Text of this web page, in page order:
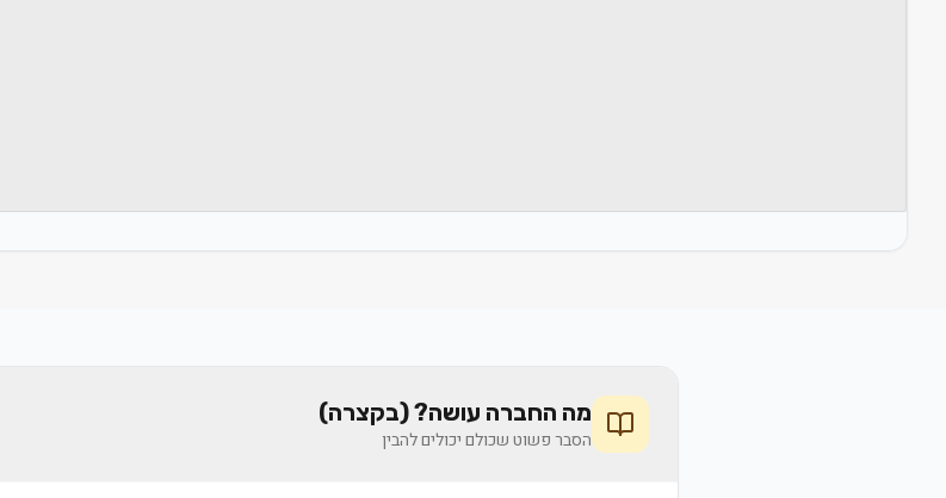
מה החברה עושה? (בקצרה)
הסבר פשוט שכולם יכולים להבין